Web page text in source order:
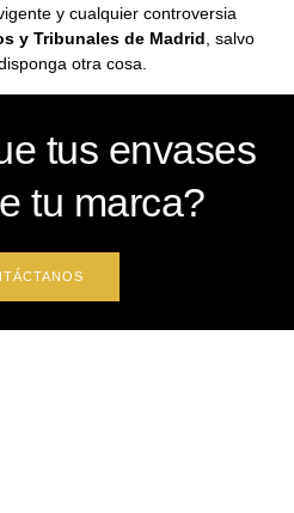
y cualquier controversia
y Tribunales de Madrid, salvo
otra cosa.
tus envases
tu marca?